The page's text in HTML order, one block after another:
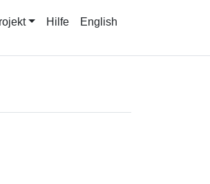
Hilfe English